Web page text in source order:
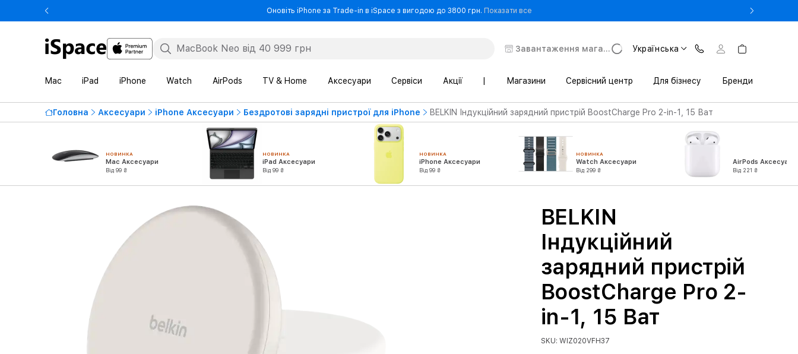
Оновіть iPhone за Trade-in в iSpace з вигодою до 3800 грн. Показати все- Оновіть iPhone за Trade-in в iSpace з вигодою до 3800 грн.
Завантаження магазину Українська
Mac iPad iPhone Watch AirPods TV & Home Аксесуари Сервіси Акції Магазини Сервісний центр Для бізнесу Бренди
Головна Аксесуари iPhone Аксесуари Бездротові зарядні пристрої для iPhone BELKIN Індукційний зарядний пристрій BoostCharge Pro 2-in-1, 15 Ват
НОВИНКА
Mac Аксесуари
Від 99 ₴
НОВИНКА
iPad Аксесуари
Від 99 ₴
НОВИНКА
iPhone Аксесуари
Від 99 ₴
НОВИНКА
Watch Аксесуари
Від 299 ₴
AirPods Аксесуари
Від 221 ₴
BELKIN
Індукційний
зарядний пристрій
BoostCharge Pro 2-
in-1, 15 Ват
SKU: WIZ020VFH37